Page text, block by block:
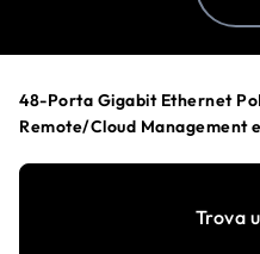
48-Porta Gigabit Ethernet
Remote/Cloud Management
Trova
Le tue
©1996-